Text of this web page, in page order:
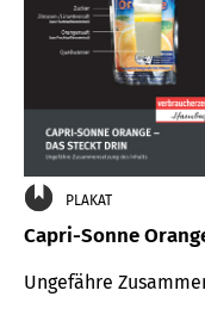
PLAKAT
Capri-Sonne
Ungefähre